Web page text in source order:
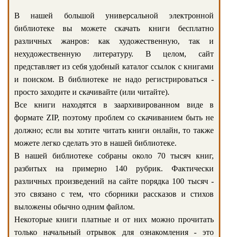
В нашей большой универсальной электронной
библиотеке вы можете скачать книги бесплатно
различных жанров: как художественную, так и
нехудожественную литературу. В целом, сайт
представляет из себя удобный каталог ссылок с книгами
и поиском. В библиотеке не надо регистрироваться -
просто заходите и скачивайте (или читайте).
Все книги находятся в заархивированном виде в
формате ZIP, поэтому проблем со скачиванием быть не
должно; если вы хотите читать книги онлайн, то также
можете легко сделать это в нашей библиотеке.
В нашей библиотеке собраны около 70 тысяч книг,
разбитых на примерно 140 рубрик. Фактически
различных произведений на сайте порядка 100 тысяч -
это связано с тем, что сборники рассказов и стихов
выложены обычно одним файлом.
Некоторые книги платные и от них можно прочитать
только начальный отрывок для ознакомления - это